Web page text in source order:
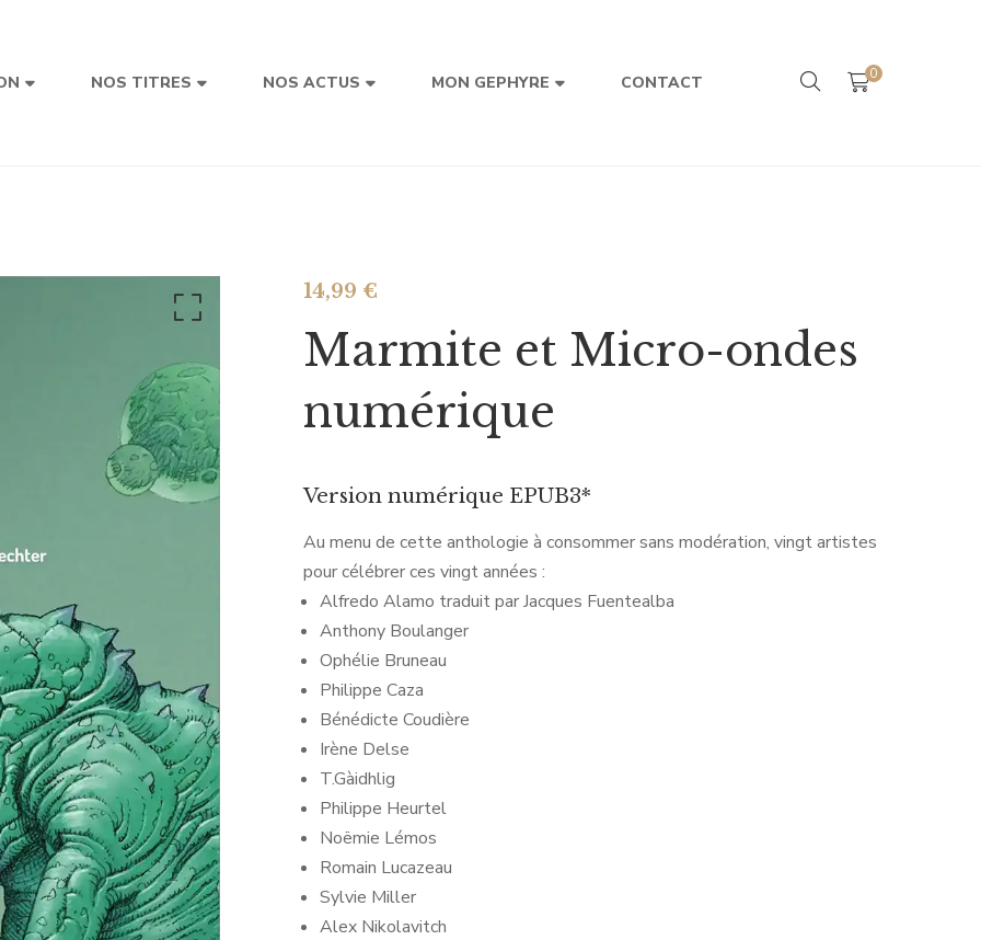
NOS TITRES NOS ACTUS MON GEPHYRE CONTACT 0
14,99 €
Marmite et Micro-ondes
numérique
Version numérique EPUB3*
Au menu de cette anthologie à consommer sans modération, vingt artistes
pour célébrer ces vingt années :
Alfredo Alamo traduit par Jacques Fuentealba
Anthony Boulanger
Ophélie Bruneau
Philippe Caza
Bénédicte Coudière
Irène Delse
T.Gàidhlig
Philippe Heurtel
Noëmie Lémos
Romain Lucazeau
Sylvie Miller
Alex Nikolavitch